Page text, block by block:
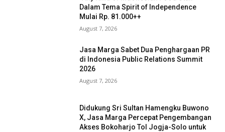
Dalam Tema Spirit of Independence
Mulai Rp. 81.000++
August 7, 2026
Jasa Marga Sabet Dua Penghargaan PR
di Indonesia Public Relations Summit
2026
August 7, 2026
Didukung Sri Sultan Hamengku Buwono
X, Jasa Marga Percepat Pengembangan
Akses Bokoharjo Tol Jogja-Solo untuk